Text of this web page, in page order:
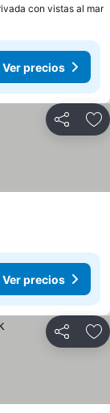
con vistas al mar
Ver precios
Compartir
Ver precios
Compartir